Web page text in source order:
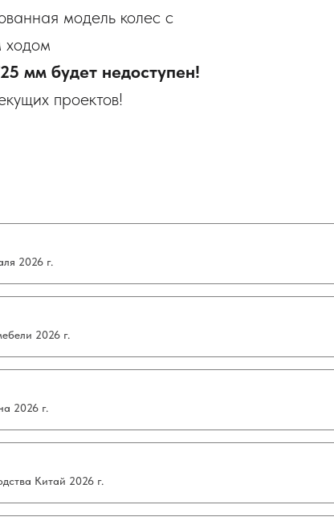
модель колес с
ходом
мм будет недоступен!
проектов!
2026 г.
2026 г.
2026 г.
Китай 2026 г.